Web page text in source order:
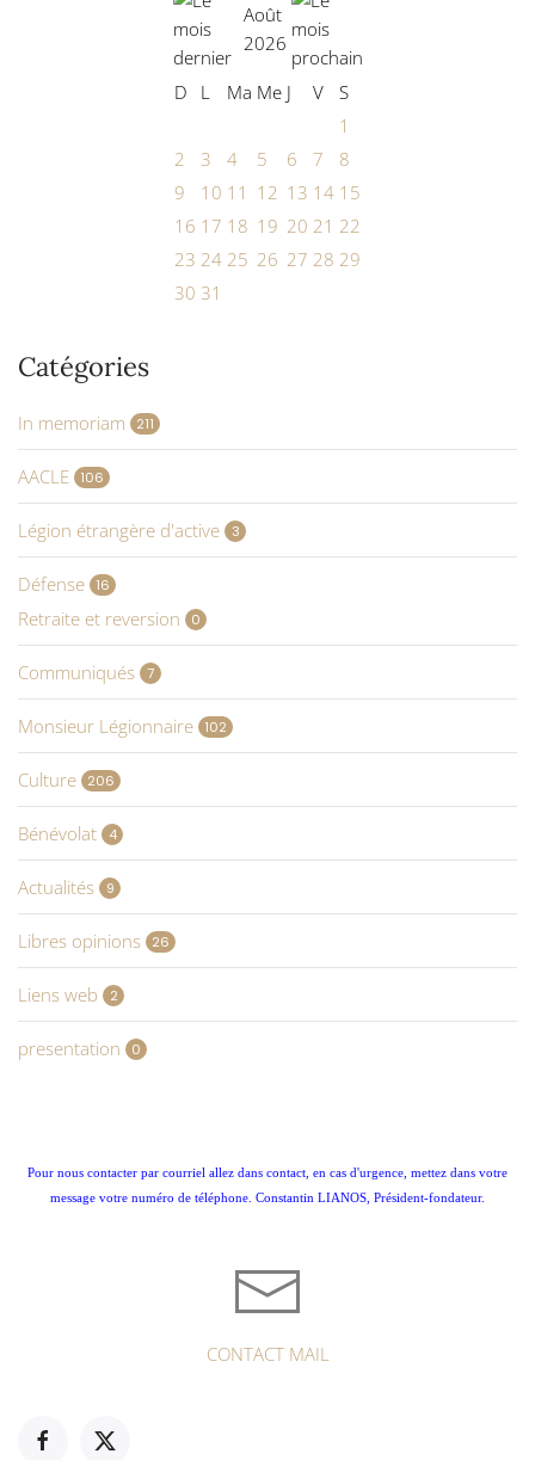
Août
2026
D L Ma Me J V
S
1
2
3 4 5 6 7
8
9
10 11 12 13 14 15
16 17 18 19 20 21 22
23 24 25 26 27 28 29
30 31
Catégories
In memoriam 211
AACLE 106
Légion étrangère d'active 3
Défense 16
Retraite et reversion 0
Communiqués 7
Monsieur Légionnaire 102
Culture 206
Bénévolat 4
Actualités 9
Libres opinions 26
Liens web 2
presentation 0
Pour nous contacter par courriel allez dans contact, en cas d'urgence, mettez dans votre
message votre numéro de téléphone. Constantin LIANOS, Président-fondateur.
CONTACT MAIL